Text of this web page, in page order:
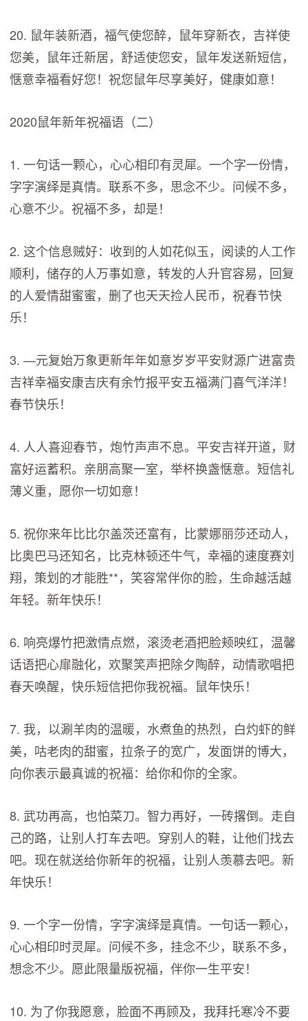
20. 鼠年装新酒，福气使您醉，鼠年穿新衣，吉祥使
您美，鼠年迁新居，舒适使您安，鼠年发送新短信，
惬意幸福看好您！祝您鼠年尽享美好，健康如意！
2020鼠年新年祝福语（二）
1. 一句话一颗心，心心相印有灵犀。一个字一份情，
字字演绎是真情。联系不多，思念不少。问候不多，
心意不少。祝福不多，却是！
2. 这个信息贼好：收到的人如花似玉，阅读的人工作
顺利，储存的人万事如意，转发的人升官容易，回复
的人爱情甜蜜蜜，删了也天天捡人民币，祝春节快
乐！
3. —元复始万象更新年年如意岁岁平安财源广进富贵
吉祥幸福安康吉庆有余竹报平安五福满门喜气洋洋！
春节快乐！
4. 人人喜迎春节，炮竹声声不息。平安吉祥开道，财
富好运蓄积。亲朋高聚一室，举杯换盏惬意。短信礼
薄义重，愿你一切如意！
5. 祝你来年比比尔盖茨还富有，比蒙娜丽莎还动人，
比奥巴马还知名，比克林顿还牛气，幸福的速度赛刘
翔，策划的才能胜**，笑容常伴你的脸，生命越活越
年轻。新年快乐！
6. 响亮爆竹把激情点燃，滚烫老酒把脸颊映红，温馨
话语把心扉融化，欢聚笑声把除夕陶醉，动情歌唱把
春天唤醒，快乐短信把你我祝福。鼠年快乐！
7. 我，以涮羊肉的温暖，水煮鱼的热烈，白灼虾的鲜
美，咕老肉的甜蜜，拉条子的宽广，发面饼的博大，
向你表示最真诚的祝福：给你和你的全家。
8. 武功再高，也怕菜刀。智力再好，一砖撂倒。走自
己的路，让别人打车去吧。穿别人的鞋，让他们找去
吧。现在就送给你新年的祝福，让别人羡慕去吧。新
年快乐！
9. 一个字一份情，字字演绎是真情。一句话一颗心，
心心相印时灵犀。问候不多，挂念不少，联系不多，
想念不少。愿此限量版祝福，伴你一生平安！
10. 为了你我愿意，脸面不再顾及，我拜托寒冷不要